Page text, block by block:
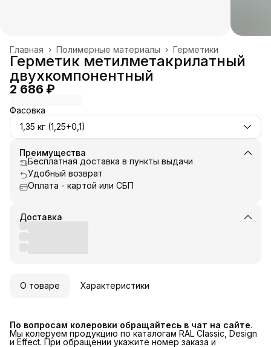
Герметики
Полимерные материалы ›
Главная ›
Герметик метилметакрилатный
двухкомпонентный
2 686 ₽
Фасовка
1,35 кг (1,25+0,1)
Преимущества
Бесплатная доставка в пункты выдачи
Удобный возврат
Оплата - картой или СБП
Доставка
О товаре Характеристики
По вопросам колеровки обращайтесь в чат на сайте.
Мы колеруем продукцию по каталогам RAL Classic, Design
и Effect. При обращении укажите номер заказа и